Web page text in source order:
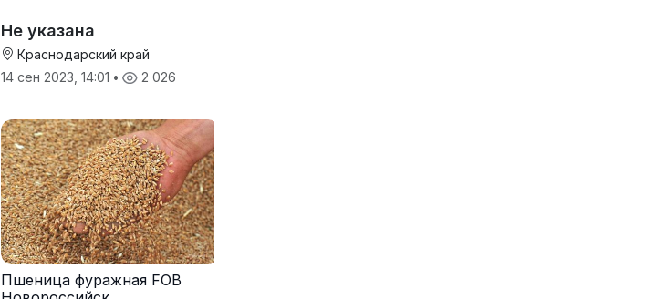
Не указана
Краснодарский край
14 сен 2023, 14:01 • 2 026
Пшеница фуражная FOB